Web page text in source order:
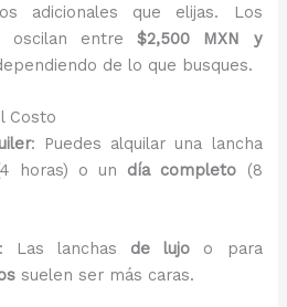
adicionales que elijas. Los
oscilan entre$2,500 MXN y
de lo que busques.
Costo
: Puedes alquilar una lancha
horas) o un día completo (8
Las lanchas de lujo o para
suelen ser más caras.